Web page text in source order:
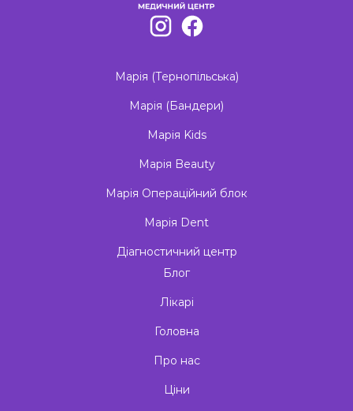
Марія (Тернопільська)
Марія (Бандери)
Марія Kids
Марія Beauty
Марія Операційний блок
Марія Dent
Діагностичний центр
Блог
Лікарі
Головна
Про нас
Ціни